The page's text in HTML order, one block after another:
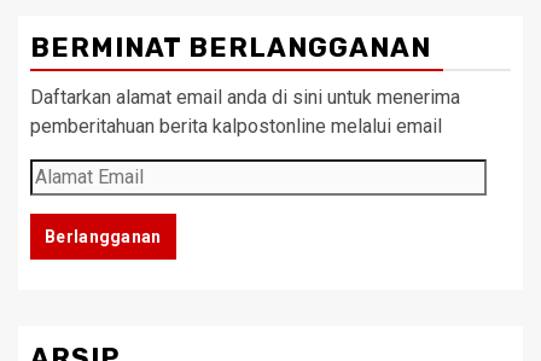
BERMINAT BERLANGGANAN
Daftarkan alamat email anda di sini untuk menerima
pemberitahuan berita kalpostonline melalui email
Alamat
Email
Berlangganan